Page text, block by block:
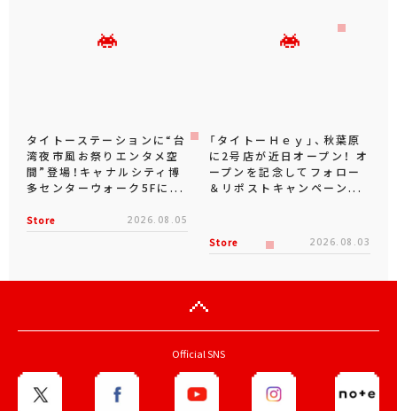
タイトーステーションに“台
湾夜市風お祭りエンタメ空
間”登場！キャナルシティ博
多センターウォーク5Fに...
Store 2026.08.05
「タイトーＨｅｙ」、秋葉原
に2号店が近日オープン！ オ
ープンを記念してフォロー
＆リポストキャンペーン...
Store 2026.08.03
Official SNS